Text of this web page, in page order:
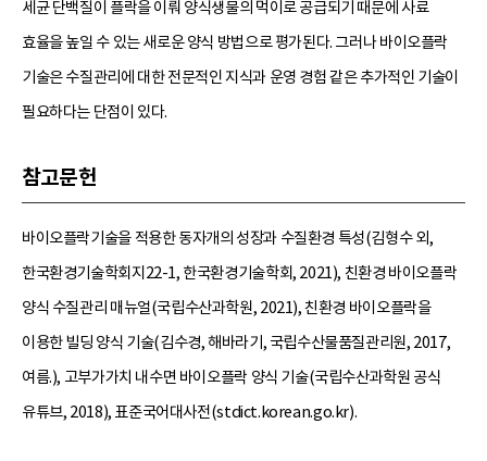
세균 단백질이 플락을 이뤄 양식생물의 먹이로 공급되기 때문에 사료
효율을 높일 수 있는 새로운 양식 방법으로 평가된다. 그러나 바이오플락
기술은 수질관리에 대한 전문적인 지식과 운영 경험 같은 추가적인 기술이
필요하다는 단점이 있다.
참고문헌
바이오플락기술을 적용한 동자개의 성장과 수질환경 특성(김형수 외,
한국환경기술학회지22-1, 한국환경기술학회, 2021), 친환경 바이오플락
양식 수질관리 매뉴얼(국립수산과학원, 2021), 친환경 바이오플락을
이용한 빌딩 양식 기술(김수경, 해바라기, 국립수산물품질관리원, 2017,
여름.), 고부가가치 내수면 바이오플락 양식 기술(국립수산과학원 공식
유튜브, 2018), 표준국어대사전(stdict.korean.go.kr).